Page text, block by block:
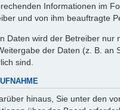
Informationen im
und von ihm beauftragte
Daten wird der Betreiber
der Daten (z. B.
sind.
hinaus, Sie unter den